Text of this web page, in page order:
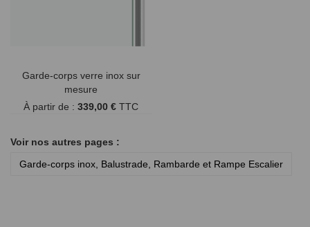
Garde-corps verre inox sur
mesure
À partir de :339,00 € TTC
Voir nos autres pages :
Garde-corps inox, Balustrade, Rambarde et Rampe Escalier